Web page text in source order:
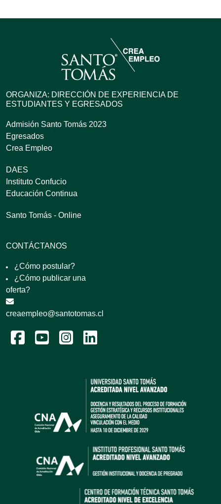
ORGANIZA: DIRECCIÓN DE EXPERIENCIA DE
ESTUDIANTES Y EGRESADOS
Admisión Santo Tomás 2023
Egresados
Crea Empleo
DAES
Instituto Confucio
Educación Continua
Santo Tomás - Online
CONTÁCTANOS
¿Cómo postular?
¿Cómo publicar una
oferta?
creaempleo@santotomas.cl